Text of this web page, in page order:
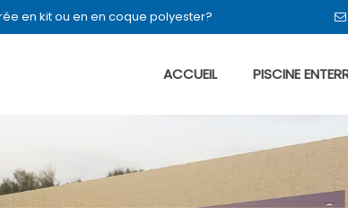
en kit ou en en coque polyester?
ACCUEIL PISCINE